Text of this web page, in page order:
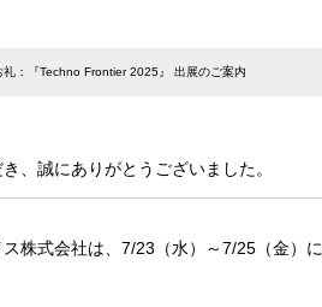
礼：『Techno Frontier 2025』 出展のご案内
、誠にありがとうございました。
株式会社は、7/23（水）～7/25（金）